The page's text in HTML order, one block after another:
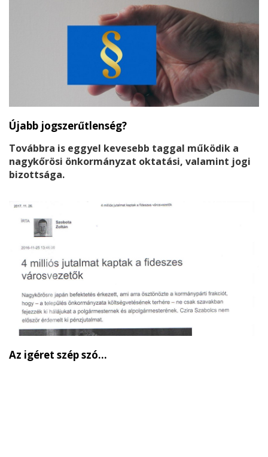
Újabb jogszerűtlenség?
Továbbra is eggyel kevesebb taggal működik a
nagykőrösi önkormányzat oktatási, valamint jogi
bizottsága.
Az igéret szép szó...